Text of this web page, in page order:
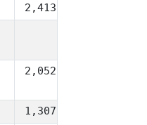
2,413,501
2,052,221
1,307,368